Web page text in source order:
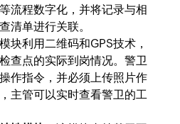
流程数字化，并将记录与相
清单进行关联。
块利用二维码和GPS技术，
查点的实际到岗情况。警卫
作指令，并必须上传照片作
主管可以实时查看警卫的工